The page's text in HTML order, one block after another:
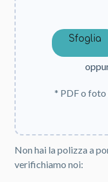
Sfoglia
* PDF o
Non hai la polizza a
verifichiamo noi: